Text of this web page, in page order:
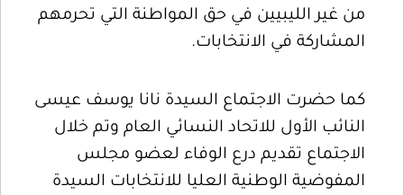
من غير الليبيين في حق المواطنة التي تحرمهم
المشاركة في الانتخابات.
كما حضرت الاجتماع السيدة نانا يوسف عيسى
النائب الأول للاتحاد النسائي العام وتم خلال
الاجتماع تقديم درع الوفاء لعضو مجلس
المفوضية الوطنية العليا للانتخابات السيدة